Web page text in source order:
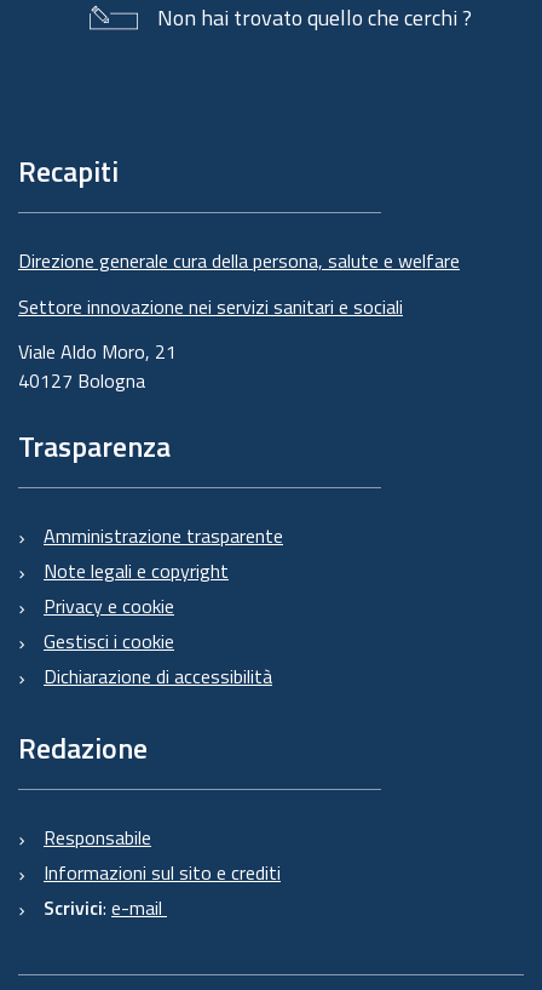
Non hai trovato quello che cerchi ?
pagina
Recapiti
Direzione generale cura della persona, salute e welfare
Settore innovazione nei servizi sanitari e sociali
Viale Aldo Moro, 21
40127 Bologna
Trasparenza
Amministrazione trasparente
Note legali e copyright
Privacy e cookie
Gestisci i cookie
Dichiarazione di accessibilità
Redazione
Responsabile
Informazioni sul sito e crediti
Scrivici: e-mail